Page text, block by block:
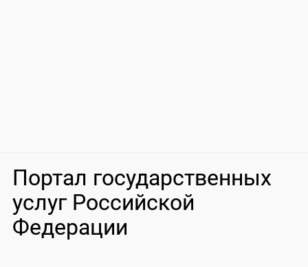
Портал государственных
услуг Российской
Федерации